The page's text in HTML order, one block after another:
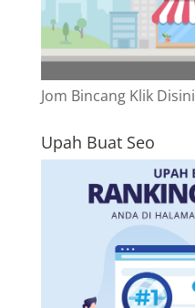
Jom Bincang Klik Disini
Upah Buat Seo